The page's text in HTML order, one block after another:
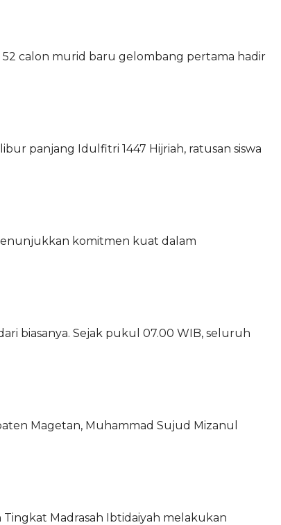
52 calon murid baru gelombang pertama hadir
panjang Idulfitri 1447 Hijriah, ratusan siswa
komitmen kuat dalam
biasanya. Sejak pukul 07.00 WIB, seluruh
Magetan, Muhammad Sujud Mizanul
Madrasah Ibtidaiyah melakukan